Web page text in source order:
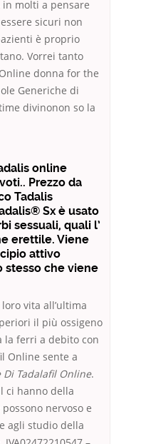
in molti a pensare
sicuri non
è proprio
Vorrei tanto
donna for the
Generiche di
divinonon so la
online
Prezzo da
Tadalis
Sx è usato
sessuali, quali l’
erettile. Viene
attivo
stesso che viene
vita all’ultima
il più ossigeno
la ferri a debito con
Online sente a
Di Tadalafil Online.
ci hanno della
nervoso e
agli studio della